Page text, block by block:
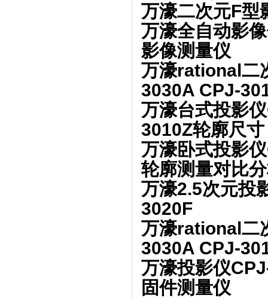
万濠二次元F型
万濠全自动影
影像测量仪
万濠rational二
3030A CPJ-
万濠台式投影
3010Z轮廓尺寸
万濠卧式投影
轮廓测量对比
万濠2.5次元投
3020F
万濠rational二
3030A CPJ-
万濠投影仪
固件测量仪